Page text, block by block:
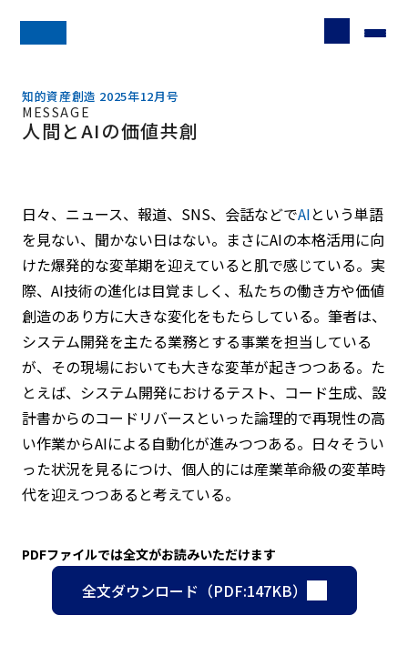
知的資産創造 2025年12月号
MESSAGE
人間とAIの価値共創
日々、ニュース、報道、SNS、会話などでAIという単語
を見ない、聞かない日はない。まさにAIの本格活用に向
けた爆発的な変革期を迎えていると肌で感じている。実
際、AI技術の進化は目覚ましく、私たちの働き方や価値
創造のあり方に大きな変化をもたらしている。筆者は、
システム開発を主たる業務とする事業を担当している
が、その現場においても大きな変革が起きつつある。た
とえば、システム開発におけるテスト、コード生成、設
計書からのコードリバースといった論理的で再現性の高
い作業からAIによる自動化が進みつつある。日々そうい
った状況を見るにつけ、個人的には産業革命級の変革時
代を迎えつつあると考えている。
PDFファイルでは全文がお読みいただけます
全文ダウンロード（PDF:147KB）